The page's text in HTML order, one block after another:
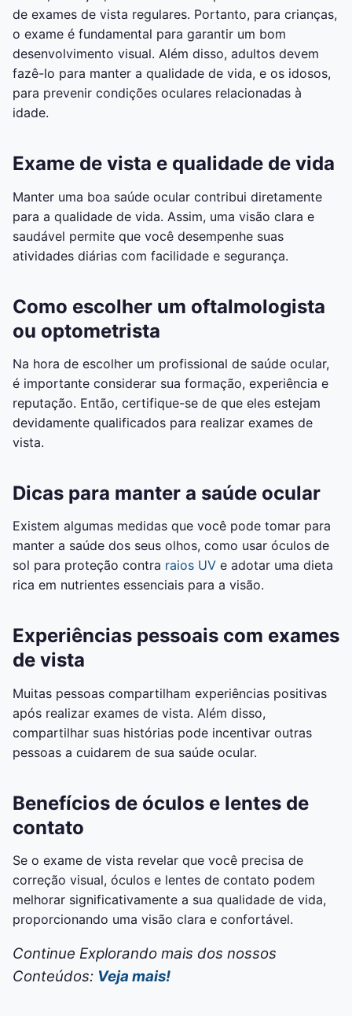
de exames de vista regulares. Portanto, para crianças,
o exame é fundamental para garantir um bom
desenvolvimento visual. Além disso, adultos devem
fazê-lo para manter a qualidade de vida, e os idosos,
para prevenir condições oculares relacionadas à
idade.
Exame de vista e qualidade de vida
Manter uma boa saúde ocular contribui diretamente
para a qualidade de vida. Assim, uma visão clara e
saudável permite que você desempenhe suas
atividades diárias com facilidade e segurança.
Como escolher um oftalmologista
ou optometrista
Na hora de escolher um profissional de saúde ocular,
é importante considerar sua formação, experiência e
reputação. Então, certifique-se de que eles estejam
devidamente qualificados para realizar exames de
vista.
Dicas para manter a saúde ocular
Existem algumas medidas que você pode tomar para
manter a saúde dos seus olhos, como usar óculos de
sol para proteção contra raios UV e adotar uma dieta
rica em nutrientes essenciais para a visão.
Experiências pessoais com exames
de vista
Muitas pessoas compartilham experiências positivas
após realizar exames de vista. Além disso,
compartilhar suas histórias pode incentivar outras
pessoas a cuidarem de sua saúde ocular.
Benefícios de óculos e lentes de
contato
Se o exame de vista revelar que você precisa de
correção visual, óculos e lentes de contato podem
melhorar significativamente a sua qualidade de vida,
proporcionando uma visão clara e confortável.
Continue Explorando mais dos nossos
Conteúdos: Veja mais!